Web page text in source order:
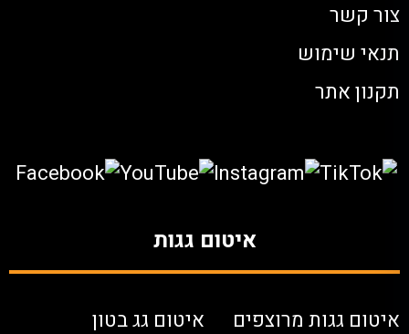
צור קשר
תנאי שימוש
תקנון אתר
איטום גגות
איטום גגות מרוצפים
איטום גג בטון